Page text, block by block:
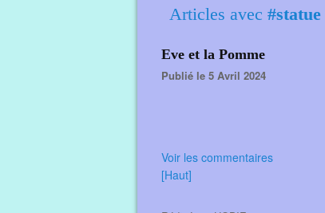
Articles avec #statue
Eve et la Pomme
Publié le 5 Avril 2024
Voir les commentaires
[Haut]